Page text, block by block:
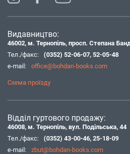
Видавництво:
46002, м. Тернопіль, просп. Степана
Тел./факс:
(0352) 52-06-07, 52-05-48
e-mail:
office@bohdan-books.com
Схема проїзду
Відділ гуртового продажу:
46008, м. Тернопіль, вул. Подільська, 44
Тел./факс:
(0352) 43-00-46, 25-18-09
e-mail:
zbut@bohdan-books.com